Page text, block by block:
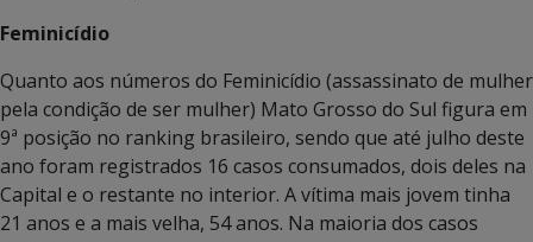
Feminicídio
Quanto aos números do Feminicídio (assassinato de mulher
pela condição de ser mulher) Mato Grosso do Sul figura em
9ª posição no ranking brasileiro, sendo que até julho deste
ano foram registrados 16 casos consumados, dois deles na
Capital e o restante no interior. A vítima mais jovem tinha
21 anos e a mais velha, 54 anos. Na maioria dos casos